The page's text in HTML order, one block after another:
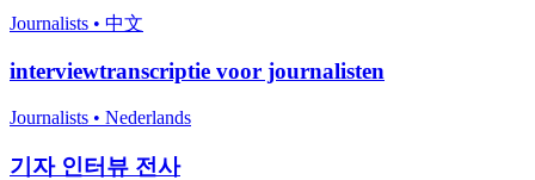
Journalists • 中文
interviewtranscriptie voor journalisten
Journalists • Nederlands
기자 인터뷰 전사